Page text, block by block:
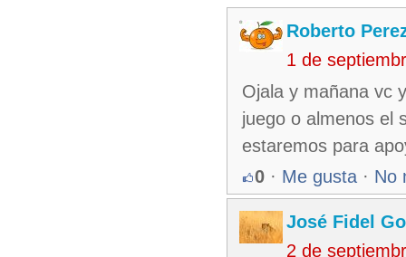
Roberto
1 de
Ojala y mañana vc
juego o almenos el
estaremos para
0 · Me gusta · No
José Fidel
2 de